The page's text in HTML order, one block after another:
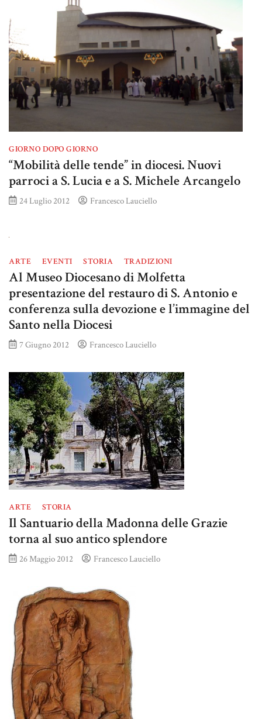
GIORNO DOPO GIORNO
“Mobilità delle tende” in diocesi. Nuovi
parroci a S. Lucia e a S. Michele Arcangelo
24 Luglio 2012 Francesco Lauciello
ARTE EVENTI STORIA TRADIZIONI
Al Museo Diocesano di Molfetta
presentazione del restauro di S. Antonio e
conferenza sulla devozione e l’immagine del
Santo nella Diocesi
7 Giugno 2012 Francesco Lauciello
ARTE STORIA
Il Santuario della Madonna delle Grazie
torna al suo antico splendore
26 Maggio 2012 Francesco Lauciello